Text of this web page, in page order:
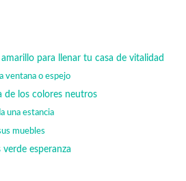
para llenar tu casa de vitalidad
ventana o espejo
de los colores neutros
una estancia
muebles
esperanza